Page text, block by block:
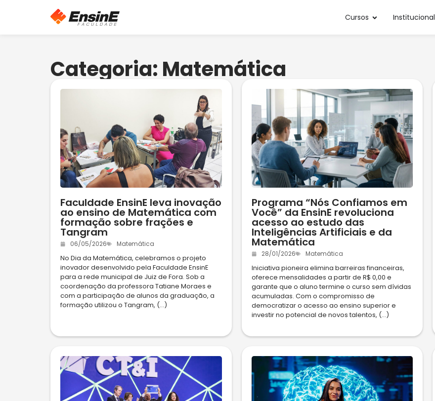
Cursos Institucional
Categoria: Matemática
Faculdade EnsinE leva inovação
ao ensino de Matemática com
formação sobre frações e
Tangram
06/05/2026 Matemática
No Dia da Matemática, celebramos o projeto
inovador desenvolvido pela Faculdade EnsinE
para a rede municipal de Juiz de Fora. Sob a
coordenação da professora Tatiane Moraes e
com a participação de alunos da graduação, a
formação utilizou o Tangram, (...)
Programa “Nós Confiamos em
Você” da EnsinE revoluciona
acesso ao estudo das
Inteligências Artificiais e da
Matemática
28/01/2026 Matemática
Iniciativa pioneira elimina barreiras financeiras,
oferece mensalidades a partir de R$ 0,00 e
garante que o aluno termine o curso sem dívidas
acumuladas. Com o compromisso de
democratizar o acesso ao ensino superior e
investir no potencial de novos talentos, (...)